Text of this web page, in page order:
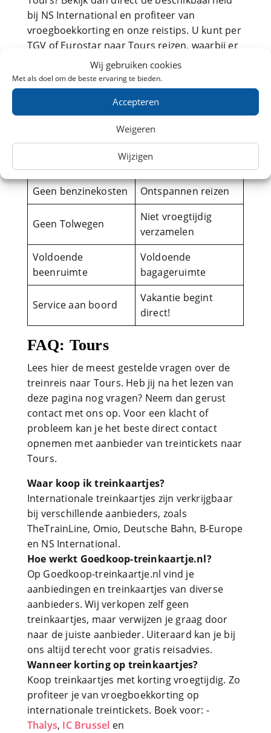
Wij gebruiken cookies
Met als doel om de beste ervaring te bieden.
Accepteren
Weigeren
Wijzigen
bij NS International en profiteer van
vroegboekkorting en onze reistips. U kunt per
TGV of Eurostar naar Tours reizen, waarbij er
een verschil in traject, service, comfort en
tussenstations is. Dit resulteert uiteindelijk in
verschillende tarieven en reistijden. Voer uw
reisgegevens in en bereken het verschil
Treinreis naar Tours
Geen benzinekosten Ontspannen reizen
Geen Tolwegen
Niet vroegtijdig
verzamelen
Voldoende
beenruimte
Voldoende
bagageruimte
Service aan boord
Vakantie begint
direct!
FAQ: Tours
Lees hier de meest gestelde vragen over de
treinreis naar Tours. Heb jij na het lezen van
deze pagina nog vragen? Neem dan gerust
contact met ons op. Voor een klacht of
probleem kan je het beste direct contact
opnemen met aanbieder van treintickets naar
Tours.
Waar koop ik treinkaartjes?
Internationale treinkaartjes zijn verkrijgbaar
bij verschillende aanbieders, zoals
TheTrainLine, Omio, Deutsche Bahn, B-Europe
en NS International.
Hoe werkt Goedkoop-treinkaartje.nl?
Op Goedkoop-treinkaartje.nl vind je
aanbiedingen en treinkaartjes van diverse
aanbieders. Wij verkopen zelf geen
treinkaartjes, maar verwijzen je graag door
naar de juiste aanbieder. Uiteraard kan je bij
ons altijd terecht voor gratis reisadvies.
Wanneer korting op treinkaartjes?
Koop treinkaartjes met korting vroegtijdig. Zo
profiteer je van vroegboekkorting op
internationale treintickets. Boek voor: -
Thalys, IC Brussel en